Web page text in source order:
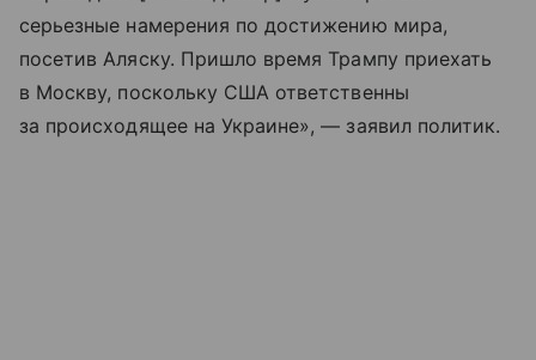
серьезные намерения по достижению мира,
посетив Аляску. Пришло время Трампу приехать
в Москву, поскольку США ответственны
за происходящее на Украине», — заявил политик.